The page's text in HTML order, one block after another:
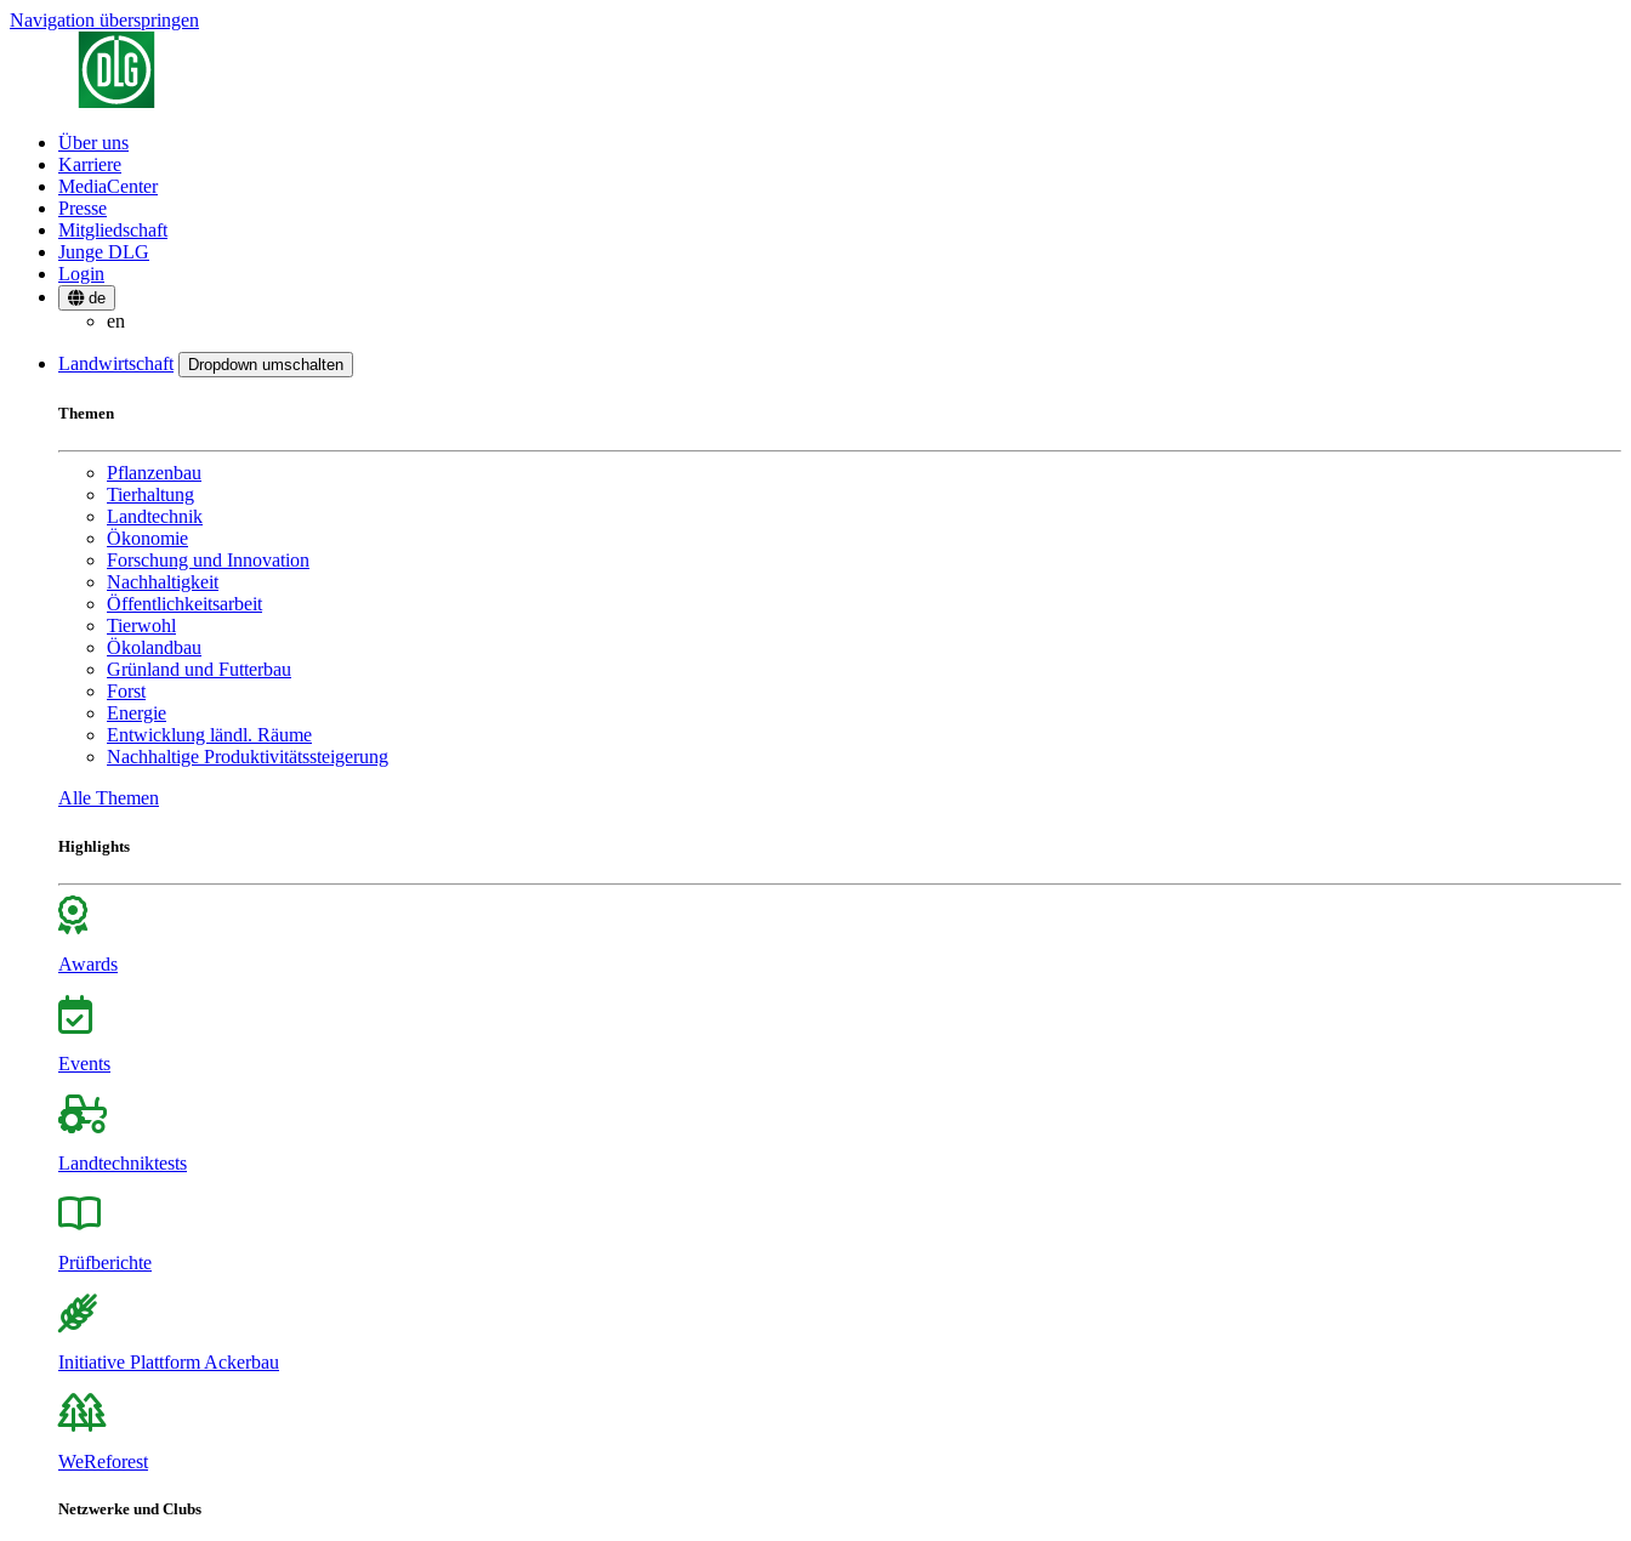
Navigation überspringen
Über uns
Karriere
MediaCenter
Presse
Mitgliedschaft
Junge DLG
Login
de
en
Landwirtschaft Dropdown umschalten
Themen
Pflanzenbau
Tierhaltung
Landtechnik
Ökonomie
Forschung und Innovation
Nachhaltigkeit
Öffentlichkeitsarbeit
Tierwohl
Ökolandbau
Grünland und Futterbau
Forst
Energie
Entwicklung ländl. Räume
Nachhaltige Produktivitätssteigerung
Alle Themen
Highlights
Awards
Events
Landtechniktests
Prüfberichte
Initiative Plattform Ackerbau
WeReforest
Netzwerke und Clubs